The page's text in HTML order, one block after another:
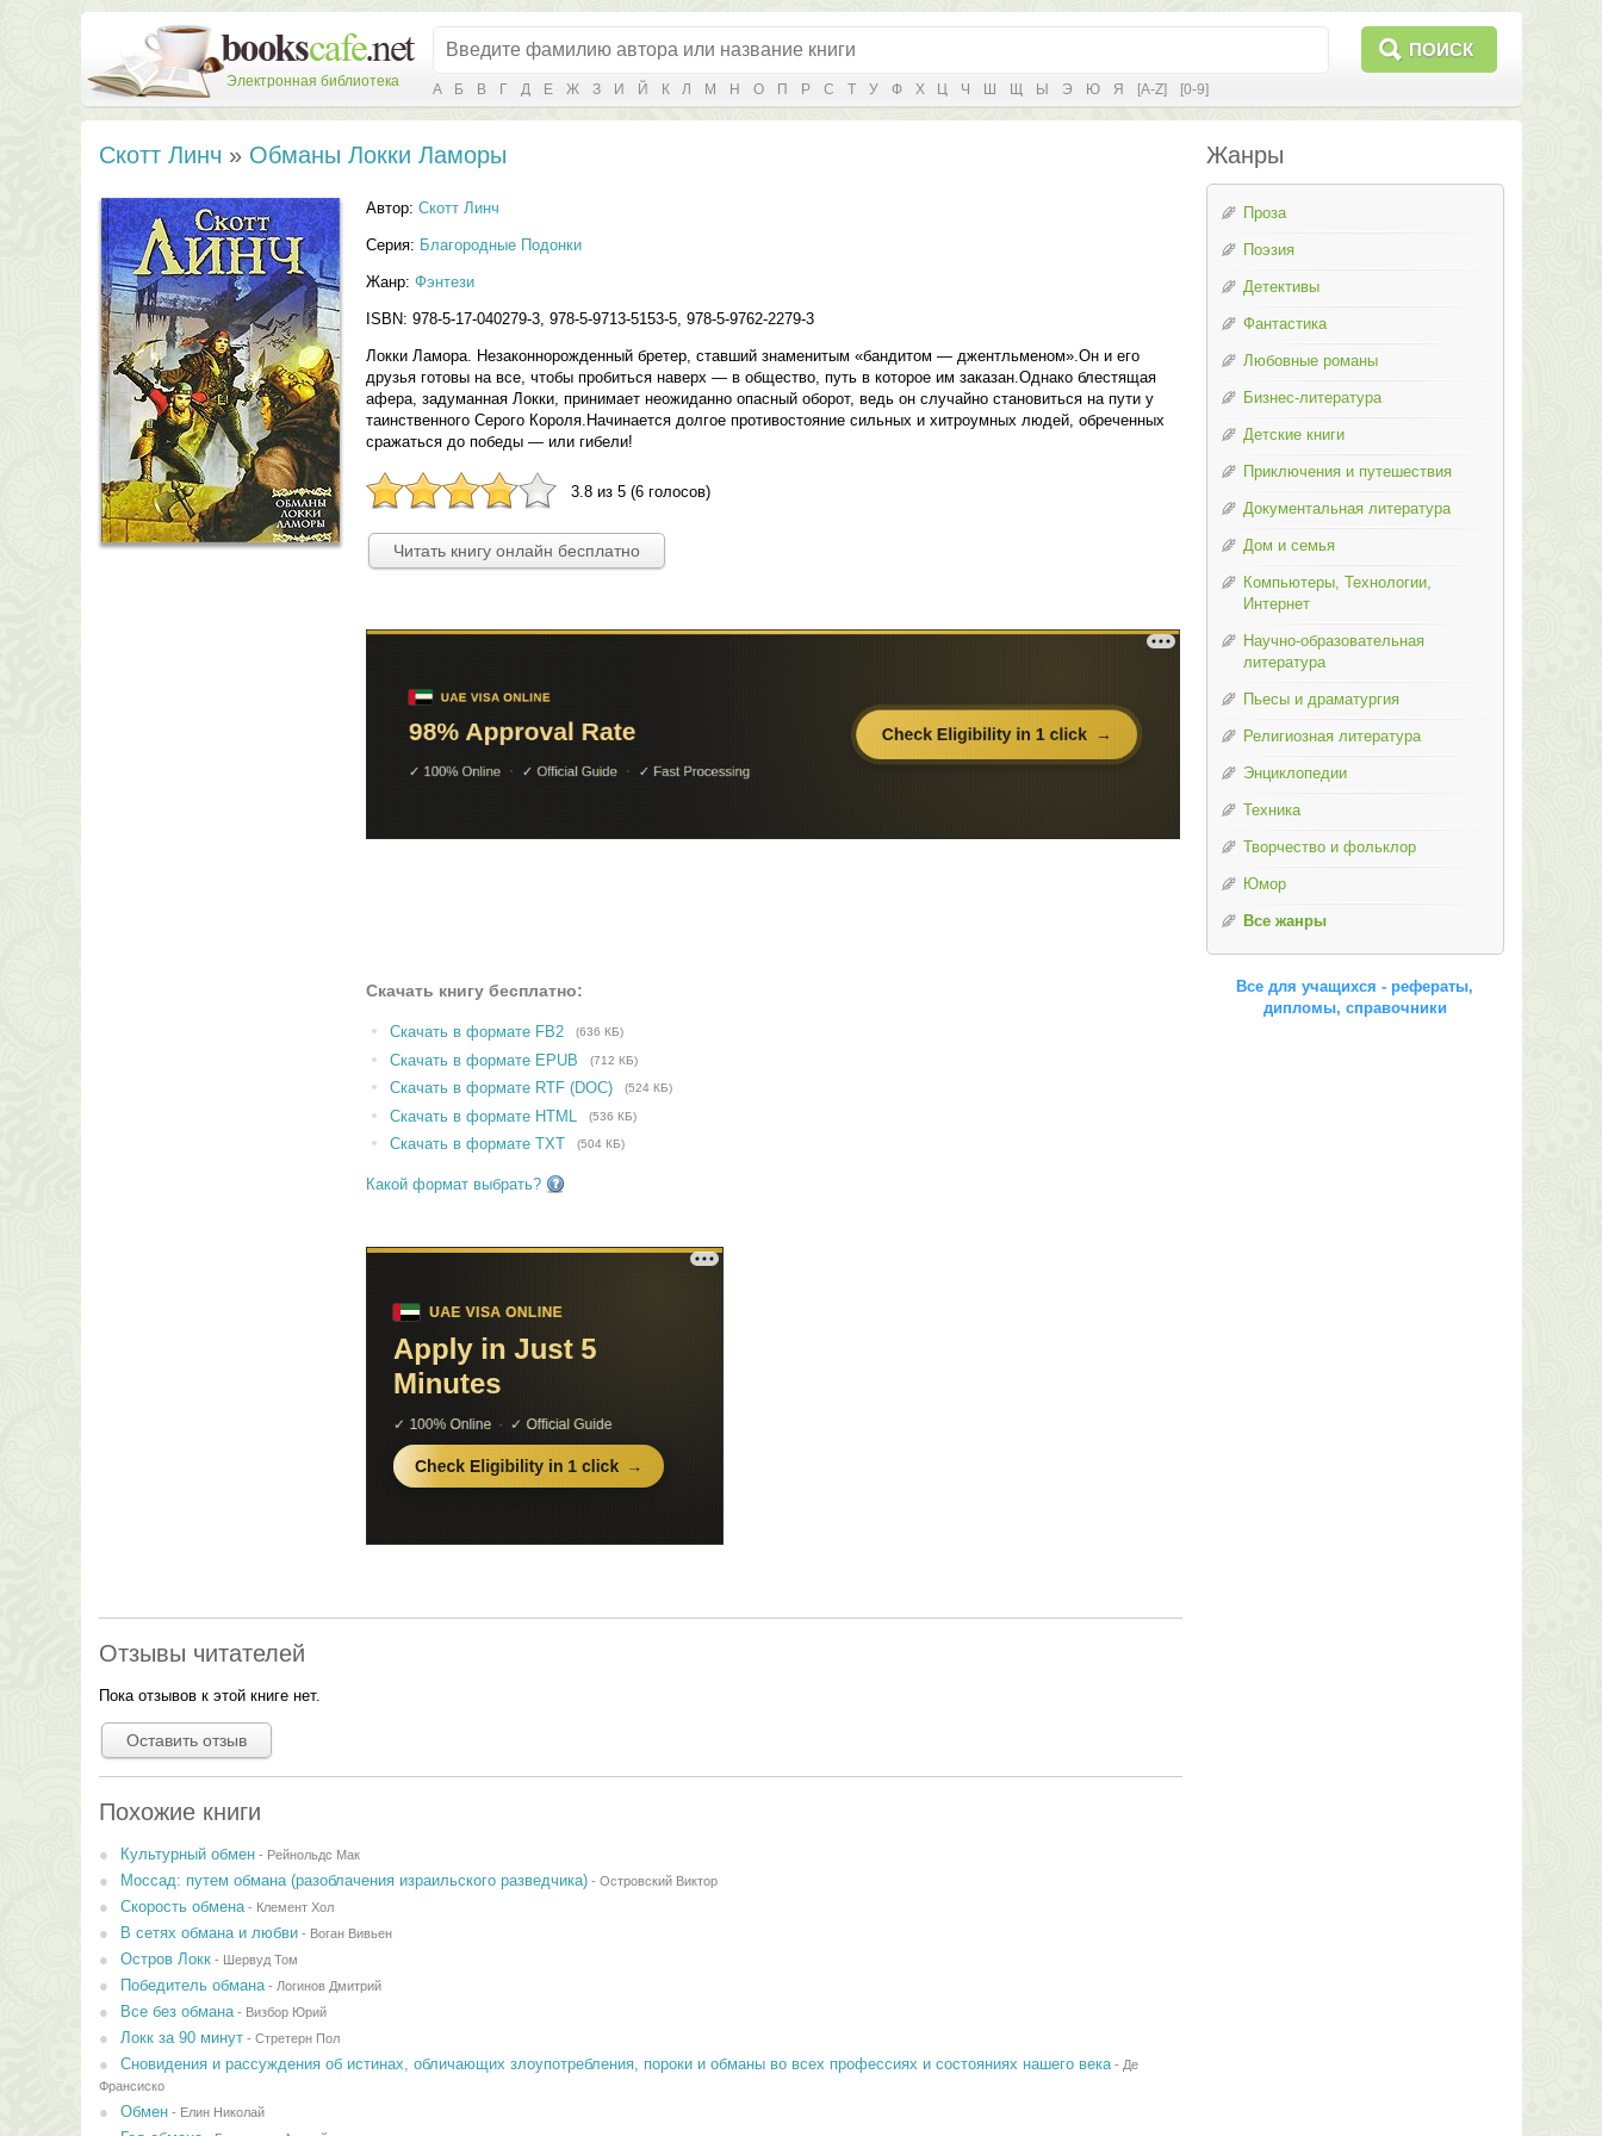
Электронная библиотека
ПОИСК
А Б В Г Д Е Ж З И Й К Л М Н О П Р С Т У Ф Х Ц Ч Ш Щ Ы Э Ю Я [A-Z] [0-9]
Скотт Линч » Обманы Локки Ламоры
Автор: Скотт Линч
Серия: Благородные Подонки
Жанр: Фэнтези
ISBN: 978-5-17-040279-3, 978-5-9713-5153-5, 978-5-9762-2279-3
Локки Ламора. Незаконнорожденный бретер, ставший знаменитым «бандитом — джентльменом».Он и его
друзья готовы на все, чтобы пробиться наверх — в общество, путь в которое им заказан.Однако блестящая
афера, задуманная Локки, принимает неожиданно опасный оборот, ведь он случайно становиться на пути у
таинственного Серого Короля.Начинается долгое противостояние сильных и хитроумных людей, обреченных
сражаться до победы — или гибели!
3.8 из 5 (6 голосов)
Читать книгу онлайн бесплатно
Скачать книгу бесплатно:
Скачать в формате FB2 (636 КБ)
Скачать в формате EPUB (712 КБ)
Скачать в формате RTF (DOC) (524 КБ)
Скачать в формате HTML (536 КБ)
Скачать в формате TXT (504 КБ)
Какой формат выбрать?
Отзывы читателей
Пока отзывов к этой книге нет.
Оставить отзыв
Похожие книги
Культурный обмен- Рейнольдс Мак
Моссад: путем обмана (разоблачения израильского разведчика)- Островский Виктор
Скорость обмена- Клемент Хол
В сетях обмана и любви- Воган Вивьен
Остров Локк- Шервуд Том
Победитель обмана- Логинов Дмитрий
Все без обмана- Визбор Юрий
Локк за 90 минут- Стретерн Пол
Сновидения и рассуждения об истинах, обличающих злоупотребления, пороки и обманы во всех профессиях и состояниях нашего века- Де
Франсиско
Обмен- Елин Николай
Жанры
Проза
Поэзия
Детективы
Фантастика
Любовные романы
Бизнес-литература
Детские книги
Приключения и путешествия
Документальная литература
Дом и семья
Компьютеры, Технологии,
Интернет
Научно-образовательная
литература
Пьесы и драматургия
Религиозная литература
Энциклопедии
Техника
Творчество и фольклор
Юмор
Все жанры
Все для учащихся - рефераты,
дипломы, справочники